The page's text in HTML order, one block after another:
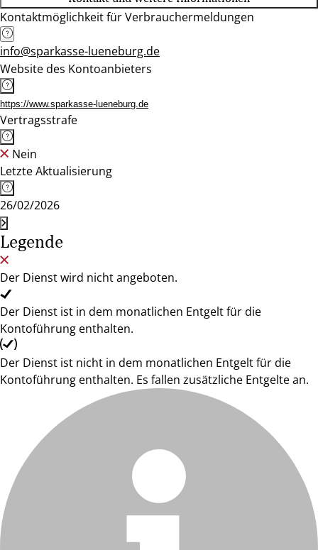
Kontaktmöglichkeit für Verbrauchermeldungen
info@sparkasse-lueneburg.de
Website des Kontoanbieters
https://www.sparkasse-lueneburg.de
Vertragsstrafe
Nein
Letzte Aktualisierung
26/02/2026
Legende
Der Dienst wird nicht angeboten.
Der Dienst ist in dem monatlichen Entgelt für die
Kontoführung enthalten.
Der Dienst ist nicht in dem monatlichen Entgelt für die
Kontoführung enthalten. Es fallen zusätzliche Entgelte an.